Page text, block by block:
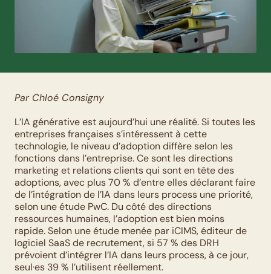
Par Chloé Consigny
L’IA générative est aujourd’hui une réalité. Si toutes les
entreprises françaises s’intéressent à cette
technologie, le niveau d’adoption diffère selon les
fonctions dans l’entreprise. Ce sont les directions
marketing et relations clients qui sont en tête des
adoptions, avec plus 70 % d’entre elles déclarant faire
de l’intégration de l’IA dans leurs process une priorité,
selon une étude PwC. Du côté des directions
ressources humaines, l’adoption est bien moins
rapide. Selon une étude menée par iCIMS, éditeur de
logiciel SaaS de recrutement, si 57 % des DRH
prévoient d’intégrer l’IA dans leurs process, à ce jour,
seul·es 39 % l’utilisent réellement.